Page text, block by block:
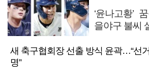
‘윤나고황’
을야구 불씨
새 축구협회장 선출 방식 윤곽…“선
명”